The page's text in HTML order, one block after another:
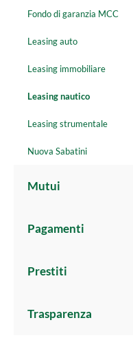
Fondo di garanzia MCC
Leasing auto
Leasing immobiliare
Leasing nautico
Leasing strumentale
Nuova Sabatini
Mutui
Pagamenti
Prestiti
Trasparenza